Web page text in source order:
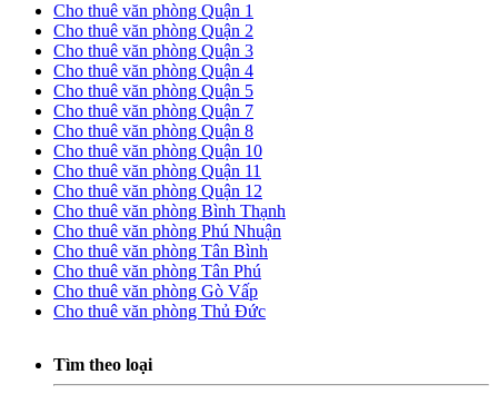
Cho thuê văn phòng Quận 1
Cho thuê văn phòng Quận 2
Cho thuê văn phòng Quận 3
Cho thuê văn phòng Quận 4
Cho thuê văn phòng Quận 5
Cho thuê văn phòng Quận 7
Cho thuê văn phòng Quận 8
Cho thuê văn phòng Quận 10
Cho thuê văn phòng Quận 11
Cho thuê văn phòng Quận 12
Cho thuê văn phòng Bình Thạnh
Cho thuê văn phòng Phú Nhuận
Cho thuê văn phòng Tân Bình
Cho thuê văn phòng Tân Phú
Cho thuê văn phòng Gò Vấp
Cho thuê văn phòng Thủ Đức
Tìm theo loại